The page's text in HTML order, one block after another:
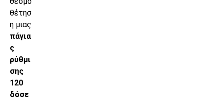
θέτησ
η μιας
πάγια
ς
ρύθμι
σης
120
δόσε